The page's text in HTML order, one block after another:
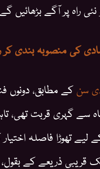
راہ پر آگے بڑھائیں
کی منصوبہ بندی
سن کے مطابق، دونوں
سے گہری قربت تھی،
تھوڑا فاصلہ اختیار
ذریعے کے بقول،